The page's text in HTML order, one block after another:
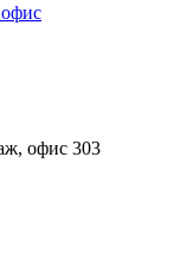
офис 303